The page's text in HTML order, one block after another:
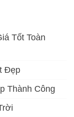
Tốt Toàn
Đẹp
Thành Công